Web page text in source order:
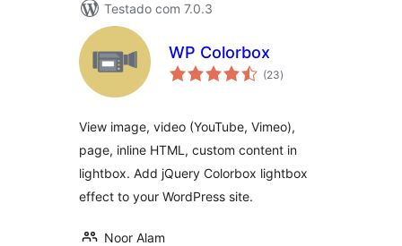
Testado com 7.0.3
WP Colorbox
(23total
de
)
View image, video (YouTube, Vimeo),
page, inline HTML, custom content in
lightbox. Add jQuery Colorbox lightbox
effect to your WordPress site.
Noor Alam